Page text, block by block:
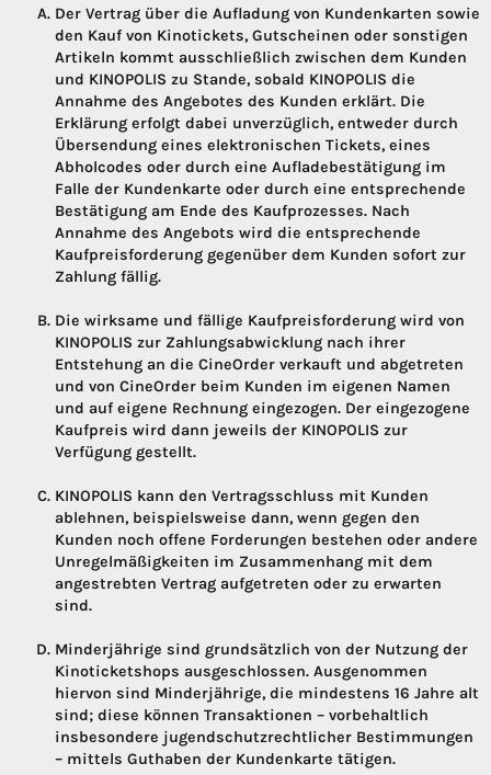
Der Vertrag über die Aufladung von Kundenkarten sowie
den Kauf von Kinotickets, Gutscheinen oder sonstigen
Artikeln kommt ausschließlich zwischen dem Kunden
und KINOPOLIS zu Stande, sobald KINOPOLIS die
Annahme des Angebotes des Kunden erklärt. Die
Erklärung erfolgt dabei unverzüglich, entweder durch
Übersendung eines elektronischen Tickets, eines
Abholcodes oder durch eine Aufladebestätigung im
Falle der Kundenkarte oder durch eine entsprechende
Bestätigung am Ende des Kaufprozesses. Nach
Annahme des Angebots wird die entsprechende
Kaufpreisforderung gegenüber dem Kunden sofort zur
Zahlung fällig.
Die wirksame und fällige Kaufpreisforderung wird von
KINOPOLIS zur Zahlungsabwicklung nach ihrer
Entstehung an die CineOrder verkauft und abgetreten
und von CineOrder beim Kunden im eigenen Namen
und auf eigene Rechnung eingezogen. Der eingezogene
Kaufpreis wird dann jeweils der KINOPOLIS zur
Verfügung gestellt.
KINOPOLIS kann den Vertragsschluss mit Kunden
ablehnen, beispielsweise dann, wenn gegen den
Kunden noch offene Forderungen bestehen oder andere
Unregelmäßigkeiten im Zusammenhang mit dem
angestrebten Vertrag aufgetreten oder zu erwarten
sind.
Minderjährige sind grundsätzlich von der Nutzung der
Kinoticketshops ausgeschlossen. Ausgenommen
hiervon sind Minderjährige, die mindestens 16 Jahre alt
sind; diese können Transaktionen – vorbehaltlich
insbesondere jugendschutzrechtlicher Bestimmungen
– mittels Guthaben der Kundenkarte tätigen.